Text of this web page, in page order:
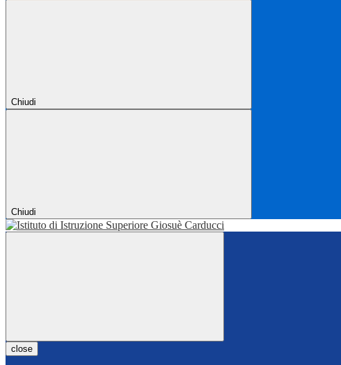
Chiudi
Chiudi
close